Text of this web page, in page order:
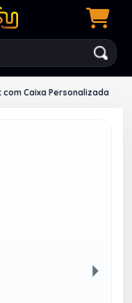
com Caixa Personalizada